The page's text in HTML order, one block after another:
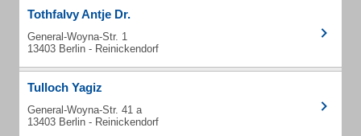
Tothfalvy Antje Dr.
General-Woyna-Str. 1
13403 Berlin - Reinickendorf
Tulloch Yagiz
General-Woyna-Str. 41 a
13403 Berlin - Reinickendorf